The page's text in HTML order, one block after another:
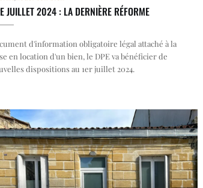
JUILLET 2024 : LA DERNIÈRE RÉFORME
d'information obligatoire légal attaché à la
en location d'un bien, le DPE va bénéficier de
dispositions au 1er juillet 2024.